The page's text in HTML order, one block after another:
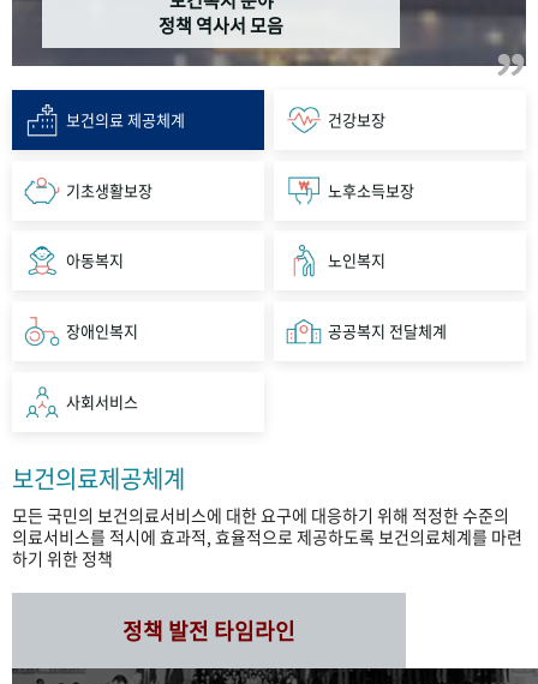
정책 역사서 모음
보건의료 제공체계 건강보장
기초생활보장 노후소득보장
아동복지 노인복지
장애인복지 공공복지 전달체계
사회서비스
보건의료제공체계
모든 국민의 보건의료서비스에 대한 요구에 대응하기 위해 적정한 수준의
의료서비스를 적시에 효과적, 효율적으로 제공하도록 보건의료체계를 마련
하기 위한 정책
정책 발전 타임라인